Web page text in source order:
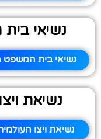
נשיאי
נשיאי בית המשפט
נשיאת
נשיאת ויצו